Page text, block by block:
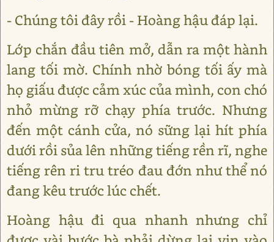
- Chúng tôi đây rồi - Hoàng hậu đáp lại.
Lớp chắn đầu tiên mở, dẫn ra một hành
lang tối mờ. Chính nhờ bóng tối ấy mà
họ giấu được cảm xúc của mình, con chó
nhỏ mừng rỡ chạy phía trước. Nhưng
đến một cánh cửa, nó sững lại hít phía
dưới rồi sủa lên những tiếng rền rĩ, nghe
tiếng rên ri tru tréo đau đớn như thể nó
đang kêu trước lúc chết.
Hoàng hậu đi qua nhanh nhưng chỉ